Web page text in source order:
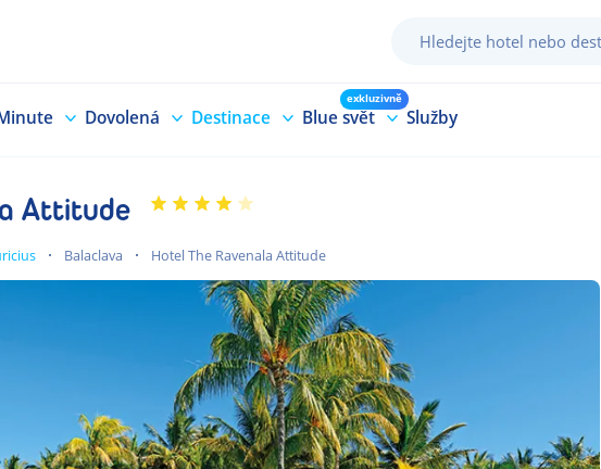
Dovolená Destinace Blue svět
exkluzivně
Služby
Attitude
Balaclava Hotel The Ravenala Attitude